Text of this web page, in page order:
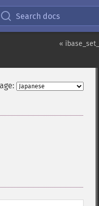
Search docs
«